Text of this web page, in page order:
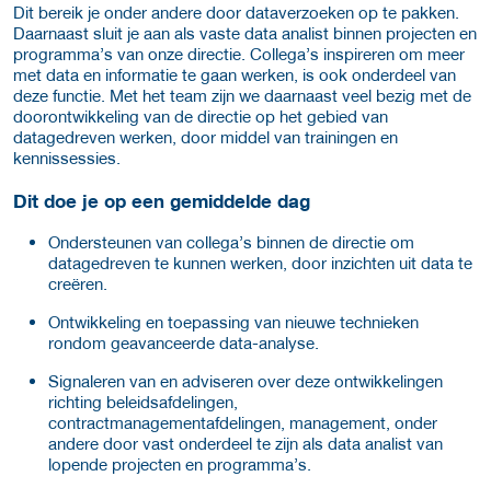
Dit bereik je onder andere door dataverzoeken op te pakken.
Daarnaast sluit je aan als vaste data analist binnen projecten en
programma’s van onze directie. Collega’s inspireren om meer
met data en informatie te gaan werken, is ook onderdeel van
deze functie. Met het team zijn we daarnaast veel bezig met de
doorontwikkeling van de directie op het gebied van
datagedreven werken, door middel van trainingen en
kennissessies.
Dit doe je op een gemiddelde dag
Ondersteunen van collega’s binnen de directie om
datagedreven te kunnen werken, door inzichten uit data te
creëren.
Ontwikkeling en toepassing van nieuwe technieken
rondom geavanceerde data-analyse.
Signaleren van en adviseren over deze ontwikkelingen
richting beleidsafdelingen,
contractmanagementafdelingen, management, onder
andere door vast onderdeel te zijn als data analist van
lopende projecten en programma’s.